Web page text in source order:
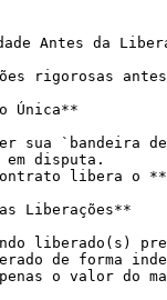
Antes da
rigorosas antes
Única**
sua `bandeira
em disputa.
libera o
Liberações**
liberado(s)
de forma
o valor do